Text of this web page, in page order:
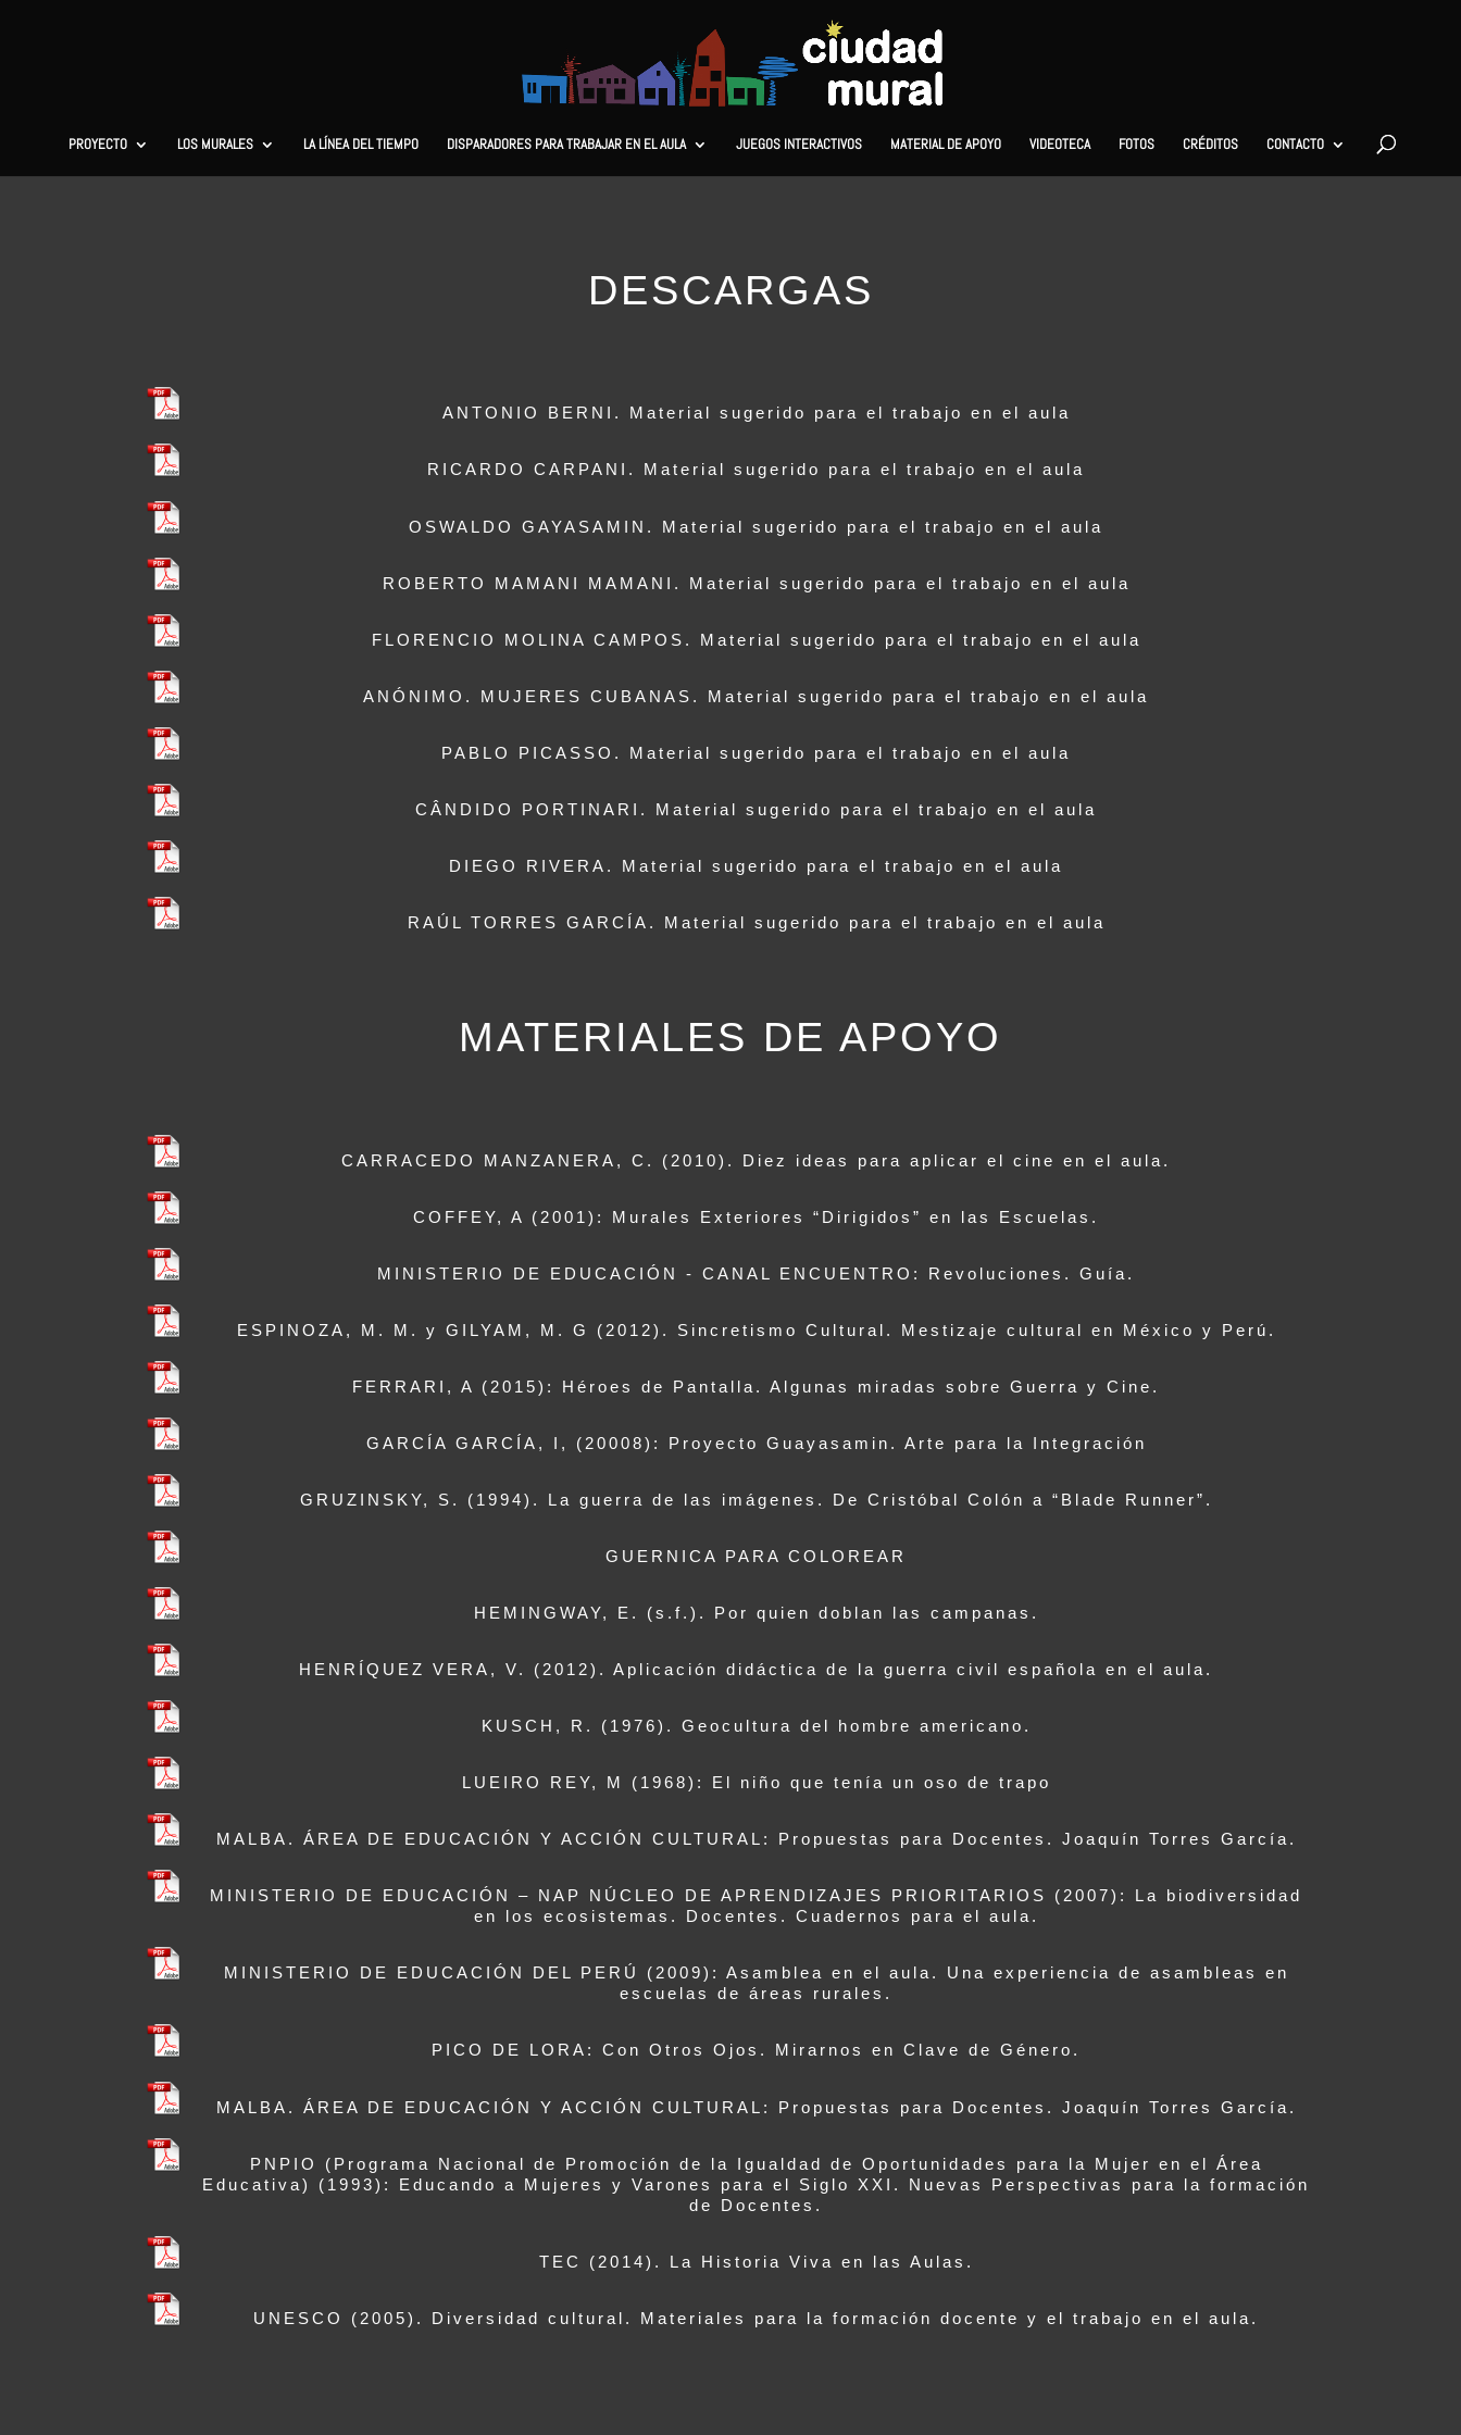
PROYECTO LOS MURALES LA LÍNEA DEL TIEMPO DISPARADORES PARA TRABAJAR EN EL AULA JUEGOS INTERACTIVOS MATERIAL DE APOYO VIDEOTECA FOTOS CRÉDITOS CONTACTO
DESCARGAS
ANTONIO BERNI. Material sugerido para el trabajo en el aula
RICARDO CARPANI. Material sugerido para el trabajo en el aula
OSWALDO GAYASAMIN. Material sugerido para el trabajo en el aula
ROBERTO MAMANI MAMANI. Material sugerido para el trabajo en el aula
FLORENCIO MOLINA CAMPOS. Material sugerido para el trabajo en el aula
ANÓNIMO. MUJERES CUBANAS. Material sugerido para el trabajo en el aula
PABLO PICASSO. Material sugerido para el trabajo en el aula
CÂNDIDO PORTINARI. Material sugerido para el trabajo en el aula
DIEGO RIVERA. Material sugerido para el trabajo en el aula
RAÚL TORRES GARCÍA. Material sugerido para el trabajo en el aula
MATERIALES DE APOYO
CARRACEDO MANZANERA, C. (2010). Diez ideas para aplicar el cine en el aula.
COFFEY, A (2001): Murales Exteriores “Dirigidos” en las Escuelas.
MINISTERIO DE EDUCACIÓN - CANAL ENCUENTRO: Revoluciones. Guía.
ESPINOZA, M. M. y GILYAM, M. G (2012). Sincretismo Cultural. Mestizaje cultural en México y Perú.
FERRARI, A (2015): Héroes de Pantalla. Algunas miradas sobre Guerra y Cine.
GARCÍA GARCÍA, I, (20008): Proyecto Guayasamin. Arte para la Integración
GRUZINSKY, S. (1994). La guerra de las imágenes. De Cristóbal Colón a “Blade Runner”.
GUERNICA PARA COLOREAR
HEMINGWAY, E. (s.f.). Por quien doblan las campanas.
HENRÍQUEZ VERA, V. (2012). Aplicación didáctica de la guerra civil española en el aula.
KUSCH, R. (1976). Geocultura del hombre americano.
LUEIRO REY, M (1968): El niño que tenía un oso de trapo
MALBA. ÁREA DE EDUCACIÓN Y ACCIÓN CULTURAL: Propuestas para Docentes. Joaquín Torres García.
MINISTERIO DE EDUCACIÓN – NAP NÚCLEO DE APRENDIZAJES PRIORITARIOS (2007): La biodiversidad
en los ecosistemas. Docentes. Cuadernos para el aula.
MINISTERIO DE EDUCACIÓN DEL PERÚ (2009): Asamblea en el aula. Una experiencia de asambleas en
escuelas de áreas rurales.
PICO DE LORA: Con Otros Ojos. Mirarnos en Clave de Género.
MALBA. ÁREA DE EDUCACIÓN Y ACCIÓN CULTURAL: Propuestas para Docentes. Joaquín Torres García.
PNPIO (Programa Nacional de Promoción de la Igualdad de Oportunidades para la Mujer en el Área
Educativa) (1993): Educando a Mujeres y Varones para el Siglo XXI. Nuevas Perspectivas para la formación
de Docentes.
TEC (2014). La Historia Viva en las Aulas.
UNESCO (2005). Diversidad cultural. Materiales para la formación docente y el trabajo en el aula.